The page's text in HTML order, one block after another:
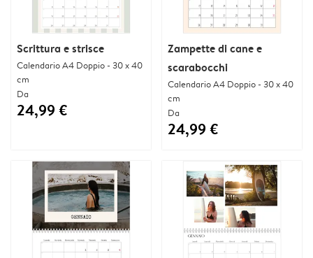
Scrittura e strisce
Calendario A4 Doppio - 30 x 40
cm
Da
24,99 €
Zampette di cane e
scarabocchi
Calendario A4 Doppio - 30 x 40
cm
Da
24,99 €